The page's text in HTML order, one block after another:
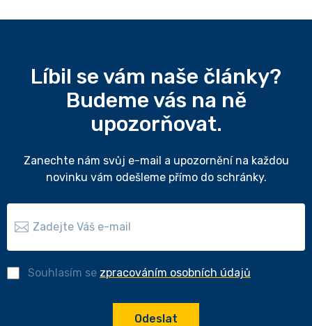
Líbil se vám naše články?
Budeme vás na ně
upozorňovat.
Zanechte nám svůj e-mail a upozornění na každou
novinku vám odešleme přímo do schránky.
Odeslat
Souhlasím se zpracováním osobních údajů